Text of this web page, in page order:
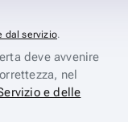
dal servizio.
deve avvenire
nel
e delle